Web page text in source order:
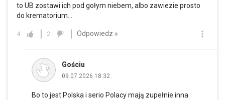
to UB zostawi ich pod gołym niebem, albo zawiezie prosto
do krematorium...
4 2 Odpowiedz »
Gościu
09.07.2026 18:32
Bo to jest Polska i serio Polacy mają zupełnie inna